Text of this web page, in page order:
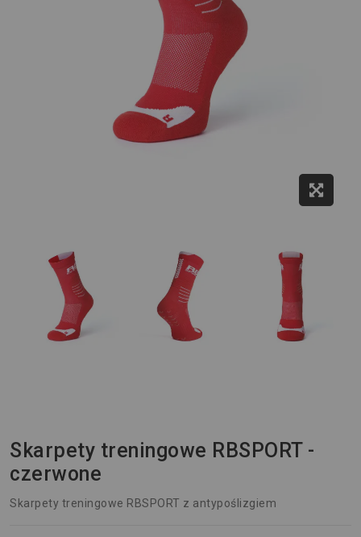
Skarpety treningowe RBSPORT -
czerwone
Skarpety treningowe RBSPORT z antypoślizgiem